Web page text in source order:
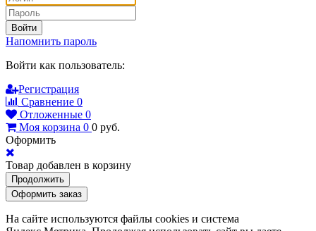
Войти
Напомнить пароль
Войти как пользователь:
Регистрация
Сравнение 0
Отложенные 0
Моя корзина 0 0 руб.
Оформить
Товар добавлен в корзину
Продолжить
Оформить заказ
На сайте используются файлы cookies и система